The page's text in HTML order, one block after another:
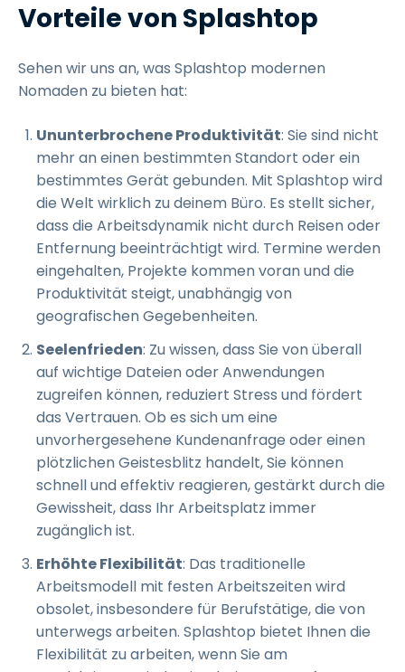
Vorteile von Splashtop
Sehen wir uns an, was Splashtop modernen
Nomaden zu bieten hat:
Ununterbrochene Produktivität: Sie sind nicht
mehr an einen bestimmten Standort oder ein
bestimmtes Gerät gebunden. Mit Splashtop wird
die Welt wirklich zu deinem Büro. Es stellt sicher,
dass die Arbeitsdynamik nicht durch Reisen oder
Entfernung beeinträchtigt wird. Termine werden
eingehalten, Projekte kommen voran und die
Produktivität steigt, unabhängig von
geografischen Gegebenheiten.
Seelenfrieden: Zu wissen, dass Sie von überall
auf wichtige Dateien oder Anwendungen
zugreifen können, reduziert Stress und fördert
das Vertrauen. Ob es sich um eine
unvorhergesehene Kundenanfrage oder einen
plötzlichen Geistesblitz handelt, Sie können
schnell und effektiv reagieren, gestärkt durch die
Gewissheit, dass Ihr Arbeitsplatz immer
zugänglich ist.
Erhöhte Flexibilität: Das traditionelle
Arbeitsmodell mit festen Arbeitszeiten wird
obsolet, insbesondere für Berufstätige, die von
unterwegs arbeiten. Splashtop bietet Ihnen die
Flexibilität zu arbeiten, wenn Sie am